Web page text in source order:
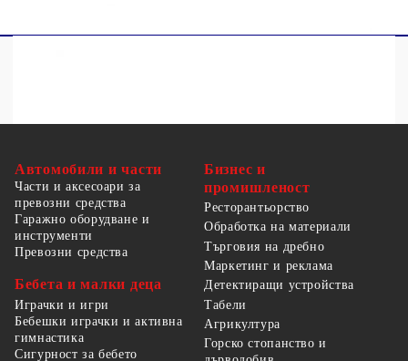
Автомобили и части
Части и аксесоари за
превозни средства
Гаражно оборудване и
инструменти
Превозни средства
Бебета и малки деца
Играчки и игри
Бебешки играчки и активна
гимнастика
Сигурност за бебето
Бизнес и
промишленост
Ресторантьорство
Обработка на материали
Търговия на дребно
Маркетинг и реклама
Детектиращи устройства
Табели
Агрикултура
Горско стопанство и